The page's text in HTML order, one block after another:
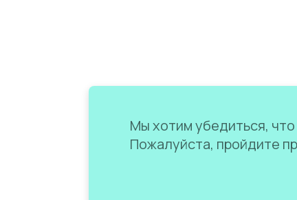
Мы хотим убедиться,
Пожалуйста, пройдите